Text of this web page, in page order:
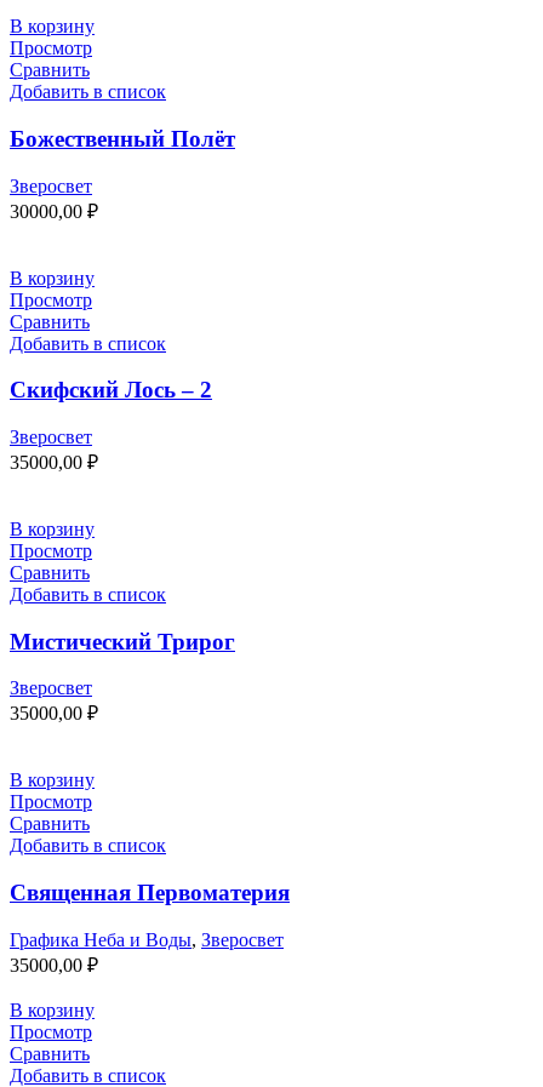
В корзину
Просмотр
Сравнить
Добавить в список
Божественный Полёт
Зверосвет
30000,00 ₽
В корзину
Просмотр
Сравнить
Добавить в список
Скифский Лось – 2
Зверосвет
35000,00 ₽
В корзину
Просмотр
Сравнить
Добавить в список
Мистический Трирог
Зверосвет
35000,00 ₽
В корзину
Просмотр
Сравнить
Добавить в список
Священная Первоматерия
Графика Неба и Воды, Зверосвет
35000,00 ₽
В корзину
Просмотр
Сравнить
Добавить в список